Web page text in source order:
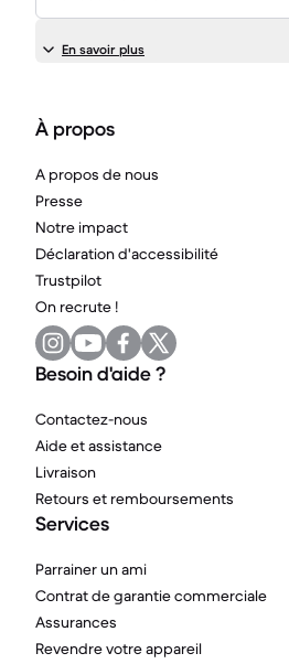
En savoir plus
À propos
A propos de nous
Presse
Notre impact
Déclaration d'accessibilité
Trustpilot
On recrute !
Besoin d'aide ?
Contactez-nous
Aide et assistance
Livraison
Retours et remboursements
Services
Parrainer un ami
Contrat de garantie commerciale
Assurances
Revendre votre appareil